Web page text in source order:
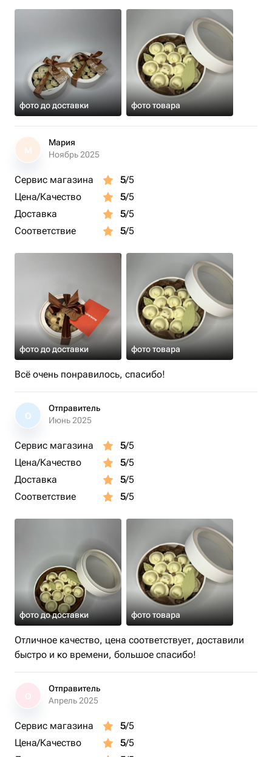
фото до доставки фото товара
М
Мария
Ноябрь 2025
Сервис магазина 5/5
Цена/Качество
5/5
Доставка
5/5
Соответствие
5/5
фото до доставки фото товара
Всё очень понравилось, спасибо!
О
Отправитель
Июнь 2025
Сервис магазина 5/5
Цена/Качество
5/5
Доставка
5/5
Соответствие
5/5
фото до доставки фото товара
Отличное качество, цена соответствует, доставили
быстро и ко времени, большое спасибо!
Отправитель
Апрель 2025
Сервис магазина 5/5
Цена/Качество
5/5